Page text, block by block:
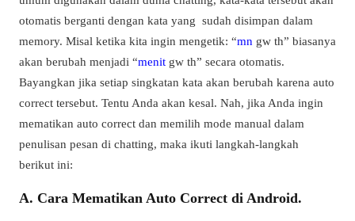
otomatis berganti dengan kata yang sudah disimpan dalam
memory. Misal ketika kita ingin mengetik: “mn gw th” biasanya
akan berubah menjadi “menit gw th” secara otomatis.
Bayangkan jika setiap singkatan kata akan berubah karena auto
correct tersebut. Tentu Anda akan kesal. Nah, jika Anda ingin
mematikan auto correct dan memilih mode manual dalam
penulisan pesan di chatting, maka ikuti langkah-langkah
berikut ini:
A. Cara Mematikan Auto Correct di Android.